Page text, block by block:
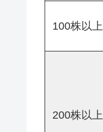
100株以上
200株以上